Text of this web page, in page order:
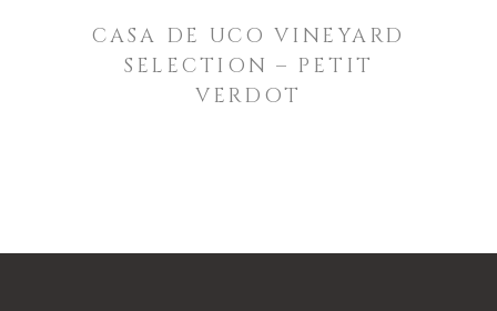
CASA DE UCO VINEYARD
SELECTION – PETIT
VERDOT